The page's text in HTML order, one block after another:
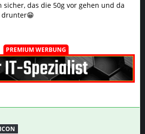
das die 50g vor gehen und da
PREMIUM WERBUNG